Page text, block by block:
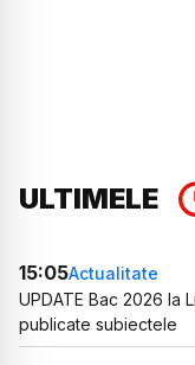
ULTIMELE
15:05Actualitate
UPDATE Bac 2026 la
publicate subiectele